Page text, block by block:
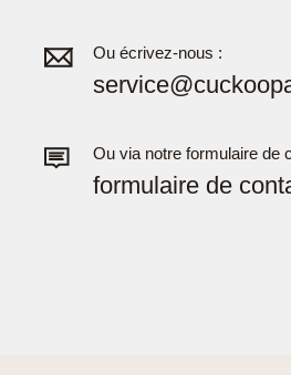
Ou écrivez-nous :
Ou via notre formulaire de
formulaire de